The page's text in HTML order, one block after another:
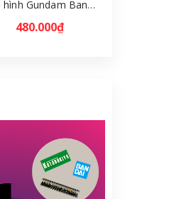
Mô hình Gundam Bandai HGGQ GFreD 1/144 [GDB] [BHG]
480.000₫